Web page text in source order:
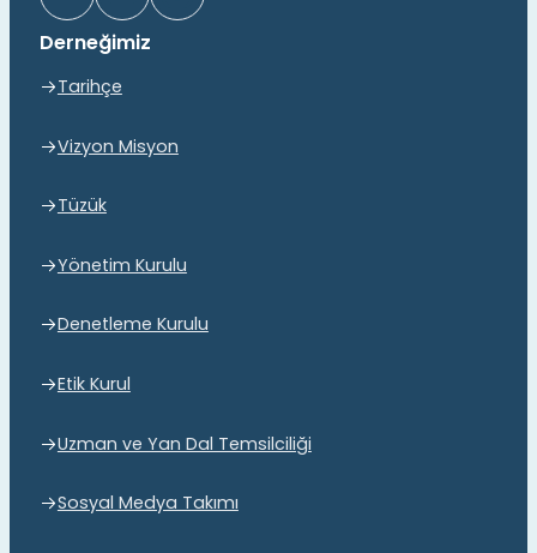
Derneğimiz
Tarihçe
Vizyon Misyon
Tüzük
Yönetim Kurulu
Denetleme Kurulu
Etik Kurul
Uzman ve Yan Dal Temsilciliği
Sosyal Medya Takımı